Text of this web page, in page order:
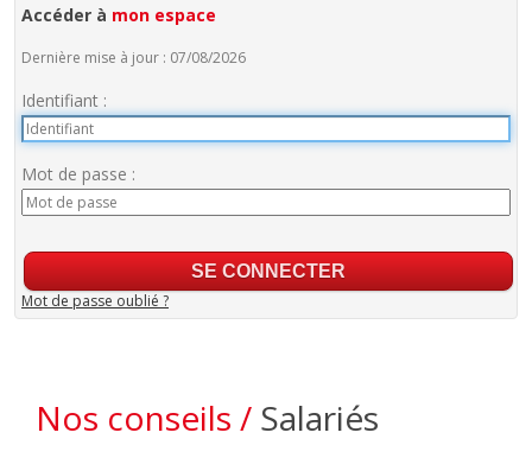
Accéder à mon espace
Dernière mise à jour : 07/08/2026
Identifiant :
Mot de passe :
Mot de passe oublié ?
Nos conseils / Salariés